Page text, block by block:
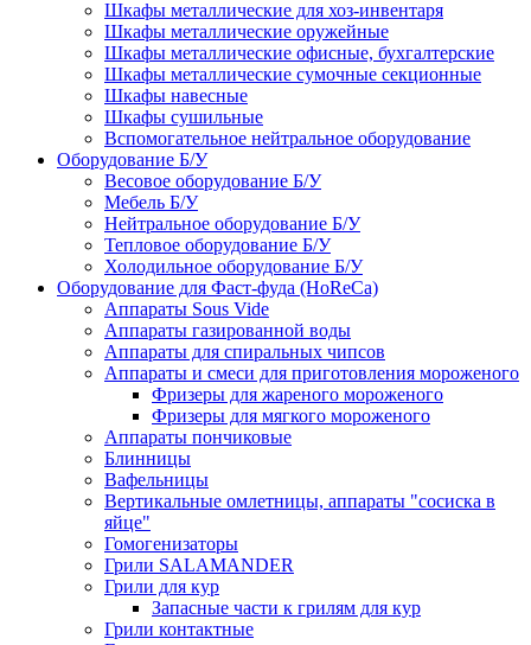
Шкафы металлические для хоз-инвентаря
Шкафы металлические оружейные
Шкафы металлические офисные, бухгалтерские
Шкафы металлические сумочные секционные
Шкафы навесные
Шкафы сушильные
Вспомогательное нейтральное оборудование
Оборудование Б/У
Весовое оборудование Б/У
Мебель Б/У
Нейтральное оборудование Б/У
Тепловое оборудование Б/У
Холодильное оборудование Б/У
Оборудование для Фаст-фуда (HoReCa)
Аппараты Sous Vide
Аппараты газированной воды
Аппараты для спиральных чипсов
Аппараты и смеси для приготовления мороженого
Фризеры для жареного мороженого
Фризеры для мягкого мороженого
Аппараты пончиковые
Блинницы
Вафельницы
Вертикальные омлетницы, аппараты "сосиска в
яйце"
Гомогенизаторы
Грили SALAMANDER
Грили для кур
Запасные части к грилям для кур
Грили контактные